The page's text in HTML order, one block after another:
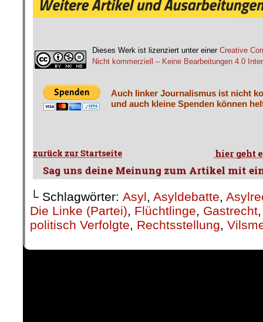
Dieses Werk ist lizenziert unter einer Creative
Nicht kommerziell – Keine Bearbeitungen 4.0
Auch linker Journalismus ist nicht
und auch kleine Spenden können
└ Schlagwörter: Asyl, Asyldebatte,
Die Linke (Partei), Flüchtlinge, Gastrecht
politisch Verfolgte, Rechtsstellung,